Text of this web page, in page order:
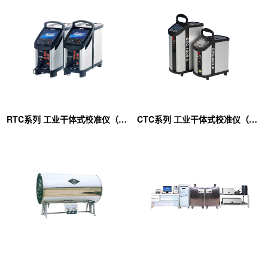
RTC系列 工业干体式校准仪（阿美特克代理商） CTC系列 工业干体式校准仪（阿美特克代理商）